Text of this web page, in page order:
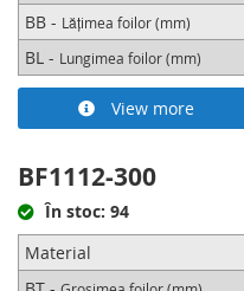
BB - Lățimea foilor (mm)
BL - Lungimea foilor (mm)
View more
BF1112-300
În stoc: 94
Material